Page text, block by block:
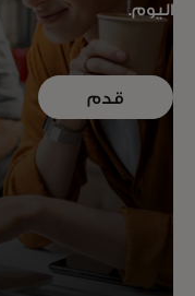
اليوم.
قدم
طلبك عبر
الإنترنت